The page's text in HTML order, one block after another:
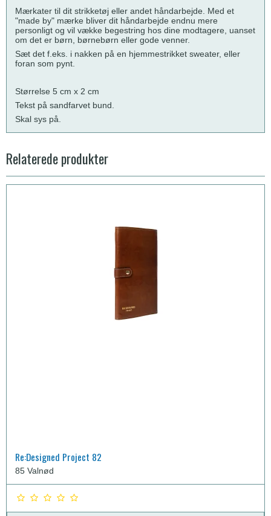
Mærkater til dit strikketøj eller andet håndarbejde. Med et
"made by" mærke bliver dit håndarbejde endnu mere
personligt og vil vække begestring hos dine modtagere, uanset
om det er børn, børnebørn eller gode venner.
Sæt det f.eks. i nakken på en hjemmestrikket sweater, eller
foran som pynt.
Størrelse 5 cm x 2 cm
Tekst på sandfarvet bund.
Skal sys på.
Relaterede produkter
Re:Designed Project 82
85 Valnød